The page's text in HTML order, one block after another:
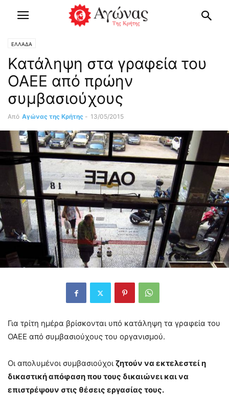
ΕΛΛΑΔΑ
Κατάληψη στα γραφεία του
ΟΑΕΕ από πρώην
συμβασιούχους
Από Αγώνας της Κρήτης - 13/05/2015
Για τρίτη ημέρα βρίσκονται υπό κατάληψη τα γραφεία του
ΟΑΕΕ από συμβασιούχους του οργανισμού.
Οι απολυμένοι συμβασιούχοι ζητούν να εκτελεστεί η
δικαστική απόφαση που τους δικαιώνει και να
επιστρέψουν στις θέσεις εργασίας τους.